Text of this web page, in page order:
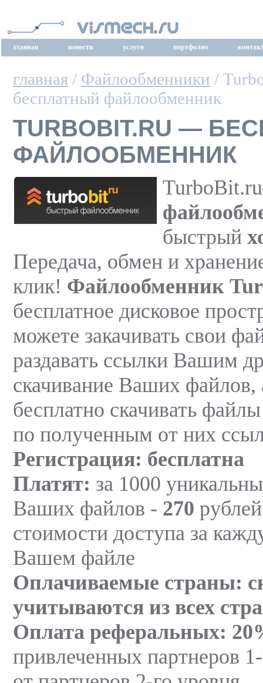
главная новости услуги портфолио
главная / Файлообменники /
бесплатный файлообменник
TURBOBIT.RU —
ФАЙЛООБМЕННИК
быстрый
Передача, обмен и
клик! Файлообменник
бесплатное дисковое
можете закачивать свои
раздавать ссылки Вашим
скачивание Ваших файлов,
бесплатно скачивать
по полученным от них
Регистрация: бесплатна
Платят: за 1000
Ваших файлов - 270
стоимости доступа за
Вашем файле
Оплачиваемые страны:
учитываются из всех
Оплата реферальных:
привлеченных партнеров